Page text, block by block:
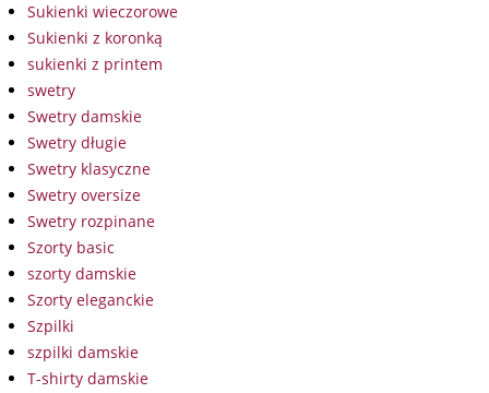
Sukienki wieczorowe
Sukienki z koronką
sukienki z printem
swetry
Swetry damskie
Swetry długie
Swetry klasyczne
Swetry oversize
Swetry rozpinane
Szorty basic
szorty damskie
Szorty eleganckie
Szpilki
szpilki damskie
T-shirty damskie